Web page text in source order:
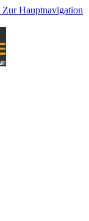
Zur Hauptnavigation